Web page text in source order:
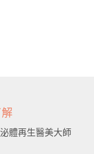
體再生醫美大師